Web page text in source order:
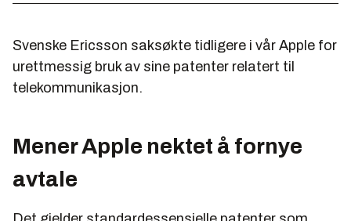
Svenske Ericsson saksøkte tidligere i vår Apple for
urettmessig bruk av sine patenter relatert til
telekommunikasjon.
Mener Apple nektet å fornye
avtale